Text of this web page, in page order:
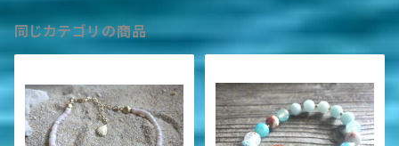
同じカテゴリの商品